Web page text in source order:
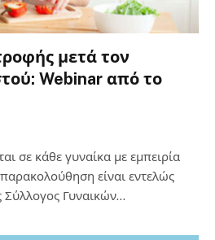
μετά τον
Webinar από το
σε κάθε γυναίκα με εμπειρία
είναι εντελώς
Γυναικών…